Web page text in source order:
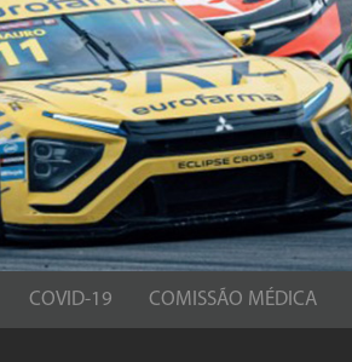
COVID-19 COMISSÃO MÉDICA